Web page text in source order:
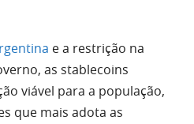
e a restrição na
as stablecoins
viável para a população,
que mais adota as